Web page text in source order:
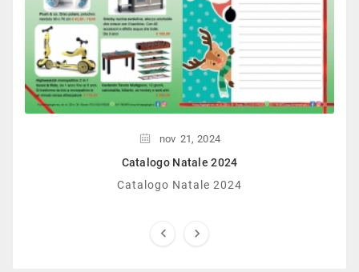
nov 21, 2024
Catalogo Natale 2024
Catalogo Natale 2024
 